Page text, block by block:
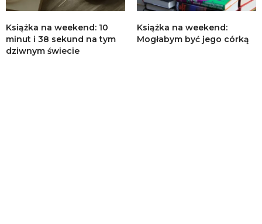
Książka na weekend: 10
minut i 38 sekund na tym
dziwnym świecie
Książka na weekend:
Mogłabym być jego córką